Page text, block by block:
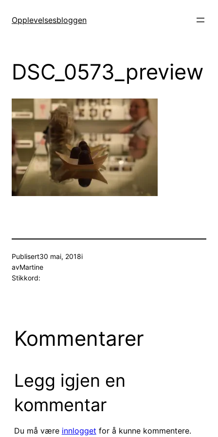
Opplevelsesbloggen
DSC_0573_preview
Publisert30 mai, 2018i
avMartine
Stikkord:
Kommentarer
Legg igjen en
kommentar
Du må være innlogget for å kunne kommentere.